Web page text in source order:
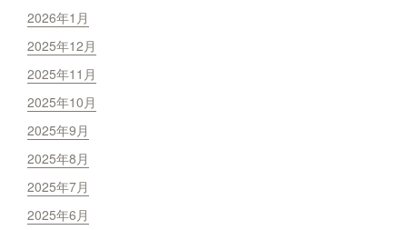
2026年1月
2025年12月
2025年11月
2025年10月
2025年9月
2025年8月
2025年7月
2025年6月